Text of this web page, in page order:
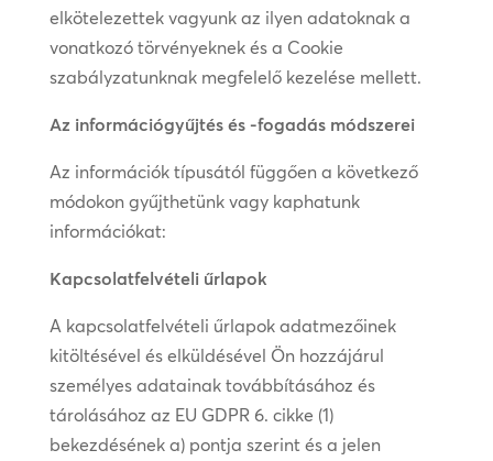
elkötelezettek vagyunk az ilyen adatoknak a
vonatkozó törvényeknek és a Cookie
szabályzatunknak megfelelő kezelése mellett.
Az információgyűjtés és -fogadás módszerei
Az információk típusától függően a következő
módokon gyűjthetünk vagy kaphatunk
információkat:
Kapcsolatfelvételi űrlapok
A kapcsolatfelvételi űrlapok adatmezőinek
kitöltésével és elküldésével Ön hozzájárul
személyes adatainak továbbításához és
tárolásához az EU GDPR 6. cikke (1)
bekezdésének a) pontja szerint és a jelen